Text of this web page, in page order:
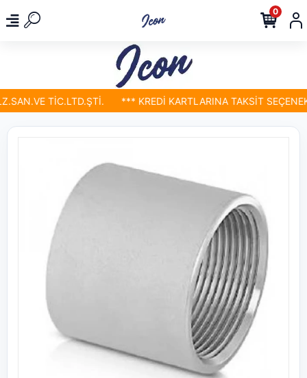
TİC.LTD.ŞTİ. *** KREDİ KARTLARINA TAKSİT
0